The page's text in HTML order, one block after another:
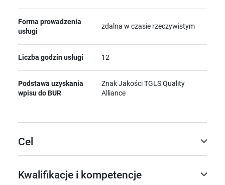
Forma prowadzenia
usługi
zdalna w czasie rzeczywistym
Liczba godzin usługi 12
Podstawa uzyskania
wpisu do BUR
Znak Jakości TGLS Quality
Alliance
Cel
Kwalifikacje i kompetencje